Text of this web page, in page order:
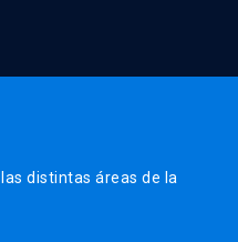
distintas áreas de la